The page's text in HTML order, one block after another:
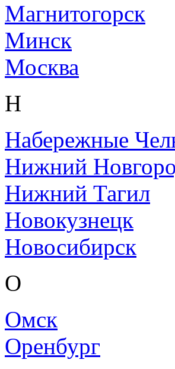
Магнитогорск
Минск
Москва
Н
Набережные
Нижний
Нижний Тагил
Новокузнецк
Новосибирск
О
Омск
Оренбург